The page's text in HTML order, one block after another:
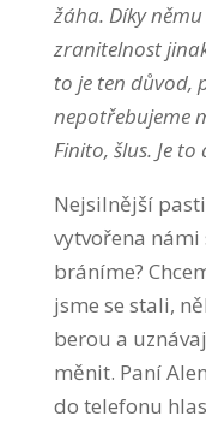
žáha. Díky
zranitelnost
to je ten důvod,
nepotřebujeme
Finito, šlus. Je
Nejsilnější
vytvořena
bráníme?
jsme se stali,
berou a
měnit. Paní
do telefonu